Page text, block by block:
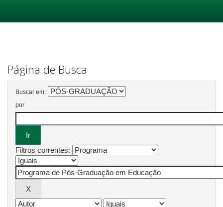
Página de Busca
Buscar em:
por
Filtros correntes: